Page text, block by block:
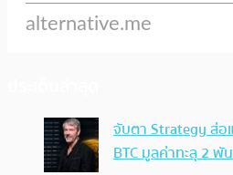
จับตา Strategy ส่อ
BTC มูลค่าทะลุ 2 พั